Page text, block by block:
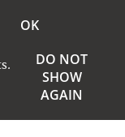
OK
DO NOT
SHOW
AGAIN